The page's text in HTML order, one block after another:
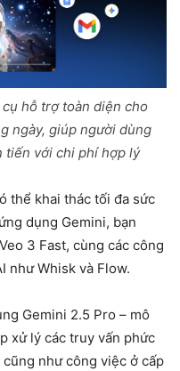
hỗ trợ toàn diện cho
ngày, giúp người dùng
tiến với chi phí hợp lý
thể khai thác tối đa sức
dụng Gemini, bạn
3 Fast, cùng các công
như Whisk và Flow.
Gemini 2.5 Pro – mô
xử lý các truy vấn phức
như công việc ở cấp